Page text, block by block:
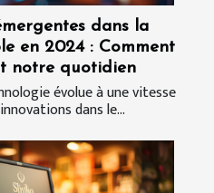
dans la
en 2024 : Comment
notre quotidien
évolue à une vitesse
dans le...